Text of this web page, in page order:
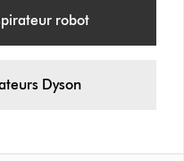
robot
Dyson